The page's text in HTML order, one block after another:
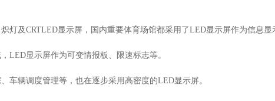
灯及CRTLED显示屏，国内重要体育场馆都采用了LED显示屏作为信息显
LED显示屏作为可变情报板、限速标志等。
车辆调度管理等，也在逐步采用高密度的LED显示屏。